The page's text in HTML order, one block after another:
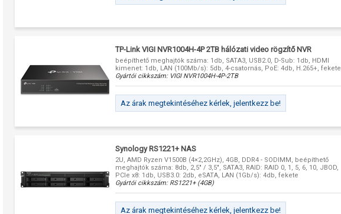
TP-Link VIGI NVR1004H-4P 2TB hálózati video rögzítő NVR
beépíthető meghajtók száma: 1db, SATA3, USB2.0, D-Sub: 1db, HDMI
kimenet: 1db, LAN (100Mb/s): 5db, 4-csatornás, PoE: 4db, H.265+, fekete
Gyártói cikkszám: VIGI NVR1004H-4P-2TB
Az árak megtekintéséhez kérlek, jelentkezz be!
Synology RS1221+ NAS
2U, AMD Ryzen V1500B (4×2,2GHz), 4GB, DDR4 - SODIMM, beépíthető
meghajtók száma: 8db, 2,5" / 3,5", SATA3, RAID: RAID 0, 1, 5, 6, 10, JBOD,
PCIe x8: 1db, USB3.0: 2db, eSATA, LAN (1Gb/s): 4db, fekete
Gyártói cikkszám: RS1221+ (4GB)
Az árak megtekintéséhez kérlek, jelentkezz be!